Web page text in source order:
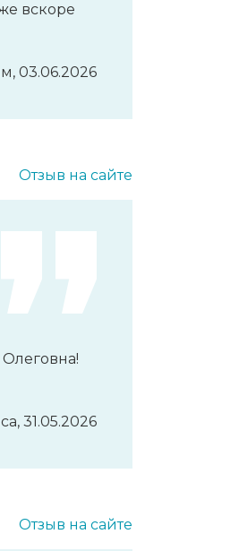
вскоре
03.06.2026
Отзыв на сайте
31.05.2026
Отзыв на сайте